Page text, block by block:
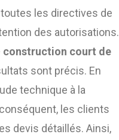
les directives de
des autorisations.
construction court de
sont précis. En
technique à la
les clients
devis détaillés. Ainsi,